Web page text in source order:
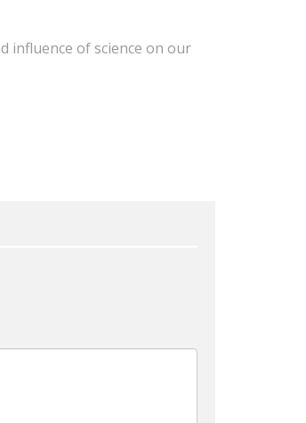
influence of science on our